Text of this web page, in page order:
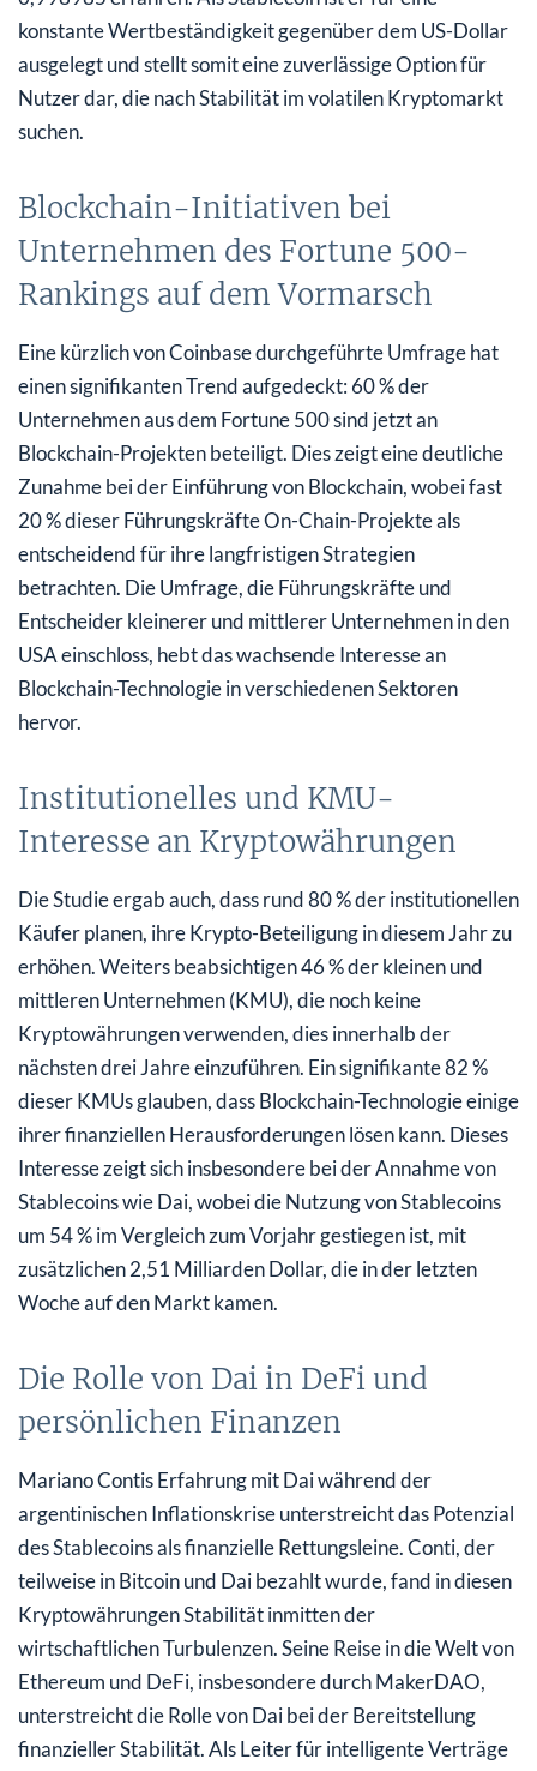
konstante Wertbeständigkeit gegenüber dem US-Dollar
ausgelegt und stellt somit eine zuverlässige Option für
Nutzer dar, die nach Stabilität im volatilen Kryptomarkt
suchen.
Blockchain-Initiativen bei
Unternehmen des Fortune 500-
Rankings auf dem Vormarsch
Eine kürzlich von Coinbase durchgeführte Umfrage hat
einen signifikanten Trend aufgedeckt: 60 % der
Unternehmen aus dem Fortune 500 sind jetzt an
Blockchain-Projekten beteiligt. Dies zeigt eine deutliche
Zunahme bei der Einführung von Blockchain, wobei fast
20 % dieser Führungskräfte On-Chain-Projekte als
entscheidend für ihre langfristigen Strategien
betrachten. Die Umfrage, die Führungskräfte und
Entscheider kleinerer und mittlerer Unternehmen in den
USA einschloss, hebt das wachsende Interesse an
Blockchain-Technologie in verschiedenen Sektoren
hervor.
Institutionelles und KMU-
Interesse an Kryptowährungen
Die Studie ergab auch, dass rund 80 % der institutionellen
Käufer planen, ihre Krypto-Beteiligung in diesem Jahr zu
erhöhen. Weiters beabsichtigen 46 % der kleinen und
mittleren Unternehmen (KMU), die noch keine
Kryptowährungen verwenden, dies innerhalb der
nächsten drei Jahre einzuführen. Ein signifikante 82 %
dieser KMUs glauben, dass Blockchain-Technologie einige
ihrer finanziellen Herausforderungen lösen kann. Dieses
Interesse zeigt sich insbesondere bei der Annahme von
Stablecoins wie Dai, wobei die Nutzung von Stablecoins
um 54 % im Vergleich zum Vorjahr gestiegen ist, mit
zusätzlichen 2,51 Milliarden Dollar, die in der letzten
Woche auf den Markt kamen.
Die Rolle von Dai in DeFi und
persönlichen Finanzen
Mariano Contis Erfahrung mit Dai während der
argentinischen Inflationskrise unterstreicht das Potenzial
des Stablecoins als finanzielle Rettungsleine. Conti, der
teilweise in Bitcoin und Dai bezahlt wurde, fand in diesen
Kryptowährungen Stabilität inmitten der
wirtschaftlichen Turbulenzen. Seine Reise in die Welt von
Ethereum und DeFi, insbesondere durch MakerDAO,
unterstreicht die Rolle von Dai bei der Bereitstellung
finanzieller Stabilität. Als Leiter für intelligente Verträge